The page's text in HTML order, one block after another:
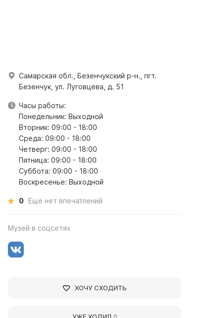
Самарская обл., Безенчукский р-н., пгт.
Безенчук, ул. Луговцева, д. 51
Часы работы:
Понедельник: Выходной
Вторник: 09:00 - 18:00
Среда: 09:00 - 18:00
Четверг: 09:00 - 18:00
Пятница: 09:00 - 18:00
Суббота: 09:00 - 18:00
Воскресенье: Выходной
0 Ещё нет впечатлений
Музей в соцсетях
ХОЧУ СХОДИТЬ